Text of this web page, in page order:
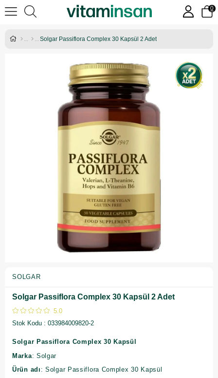
0
Solgar Passiflora Complex 30 Kapsül 2 Adet
SOLGAR
Solgar Passiflora Complex 30 Kapsül 2 Adet
5.0
Stok Kodu
033984009820-2
Solgar Passiflora Complex 30 Kapsül
Marka: Solgar
Ürün adı : Solgar Passiflora Complex 30 Kapsül